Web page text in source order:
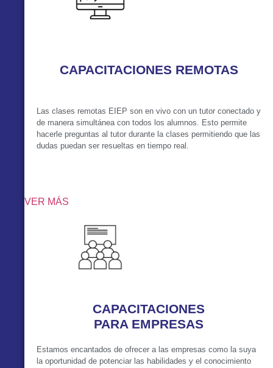
CAPACITACIONES REMOTAS
Las clases remotas EIEP son en vivo con un tutor conectado y
de manera simultánea con todos los alumnos. Esto permite
hacerle preguntas al tutor durante la clases permitiendo que las
dudas puedan ser resueltas en tiempo real.
VER MÁS
CAPACITACIONES
PARA EMPRESAS
Estamos encantados de ofrecer a las empresas como la suya
la oportunidad de potenciar las habilidades y el conocimiento